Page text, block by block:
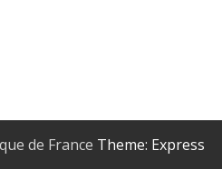
de France Theme: Express